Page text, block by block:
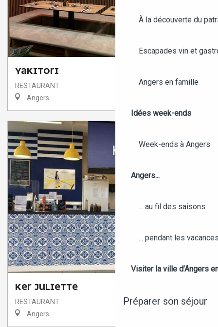
À la découverte du
Escapades vin et
Angers en famille
Idées week-ends
Week-ends à Angers
Angers...
... au fil des saisons
... pendant les
Visiter la ville d’Angers
Préparer son séjour
YAKITORI
RESTAURANT
Angers
KER JULIETTE
RESTAURANT
Angers